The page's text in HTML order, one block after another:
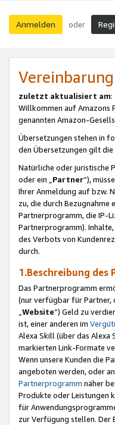
Anmelden oder
zuletzt aktualisiert am:
Willkommen auf Amazons
genannten Amazon-
Übersetzungen stehen in
den Übersetzungen gilt die
Natürliche oder juristische
oder ein „Partner“),
Ihrer Anmeldung auf bzw.
zu, die durch Bezugnahme
Partnerprogramm, die IP-
Partnerprogramm).
des Verbots von
durch.
1.Beschreibung
Das Partnerprogramm
(nur verfügbar für Partner,
Website“) Geld zu
ist, einer anderen im
Alexa Skill (über das Alexa
markierten Link-Formate
Wenn unsere Kunden die
angeboten werden, oder
Partnerprogramm näher
Produkte oder Leistungen
für
zur Verfügung stellen. Der